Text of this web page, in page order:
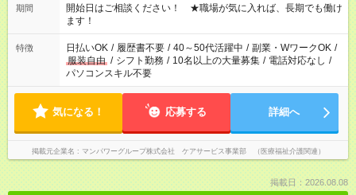
週40時間超の就業はご案内できません ※法令に基づき、週20時
間以上勤務は社会保険への加入対象となります ※労働者派遣法
（日雇い派遣の原則禁止）により、短時間・短期間の就業はご
案内が難しい場合があります
期間
開始日はご相談ください！ ★職場が気に入れば、長期でも働け
ます！
特徴 日払いOK / 履歴書不要 / 40～50代活躍中 / 副業・WワークOK /
服装自由 / シフト勤務 / 10名以上の大量募集 / 電話対応なし /
パソコンスキル不要
気になる！ 応募する 詳細へ
掲載元企業名 マンパワーグループ株式会社 ケアサービス事業部 （医療福祉介護関連）
掲載日：2026.08.08